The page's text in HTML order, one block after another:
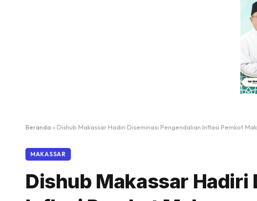
Beranda » Dishub Makassar Hadiri Diseminasi Pengendalian Inflasi Pemkot
MAKASSAR
Dishub Makassar Hadiri